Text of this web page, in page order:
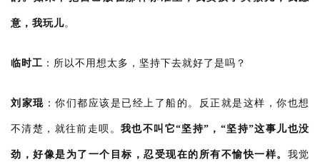
意，我玩儿。
临时工 ： 所以不用想太多，坚持下去就好了是吗？
刘家琨 ： 你们都应该是已经上了船的。反正就是这样，你也想
不清楚，就往前走呗。 我也不叫它“坚持”，“坚持”这事儿也没
劲，好像是为了一个目标，忍受现在的所有不愉快一样。 我觉